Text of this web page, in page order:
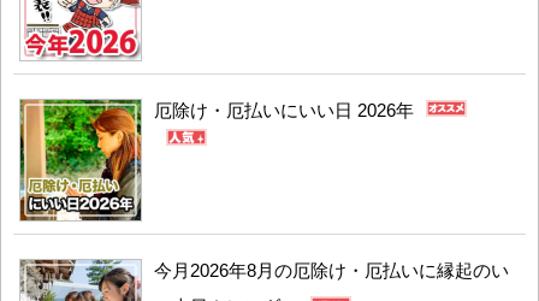
厄除け・厄払いにいい日 2026年
今月2026年8月の厄除け・厄払いに縁起のい